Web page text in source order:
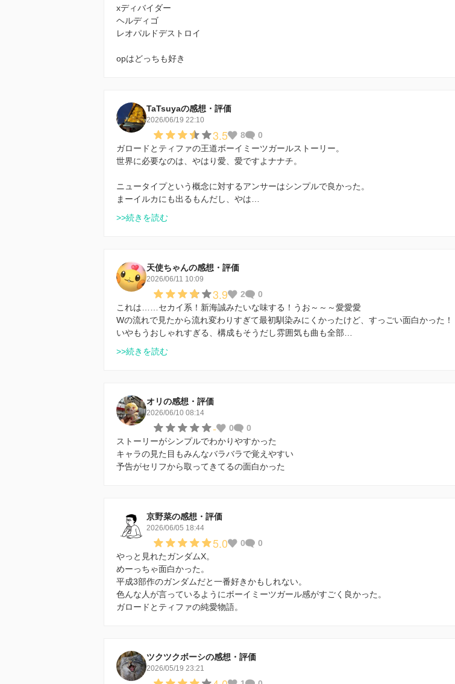
xディバイダー
ヘルディゴ
レオパルドデストロイ
opはどっちも好き
TaTsuyaの感想・評価
2026/06/19 22:10
3.5 8
0
ガロードとティファの王道ボーイミーツガールストーリー。
世界に必要なのは、やはり愛、愛ですよナナチ。
ニュータイプという概念に対するアンサーはシンプルで良かった。
まーイルカにも出るもんだし、やは…
>>続きを読む
天使ちゃんの感想・評価
2026/06/11 10:09
3.9 2
0
これは……セカイ系！新海誠みたいな味する！うお～～～愛愛愛
Wの流れで見たから流れ変わりすぎて最初馴染みにくかったけど、すっごい面白かった！
いやもうおしゃれすぎる、構成もそうだし雰囲気も曲も全部…
>>続きを読む
オリの感想・評価
2026/06/10 08:14
- 0
0
ストーリーがシンプルでわかりやすかった
キャラの見た目もみんなバラバラで覚えやすい
予告がセリフから取ってきてるの面白かった
京野菜の感想・評価
2026/06/05 18:44
5.0 0
0
やっと見れたガンダムX。
めーっちゃ面白かった。
平成3部作のガンダムだと一番好きかもしれない。
色んな人が言っているようにボーイミーツガール感がすごく良かった。
ガロードとティファの純愛物語。
ツクツクボーシの感想・評価
2026/05/19 23:21